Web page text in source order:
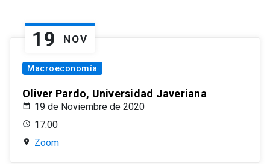
19 NOV
Macroeconomía
Oliver Pardo, Universidad Javeriana
19 de Noviembre de 2020
17:00
Zoom